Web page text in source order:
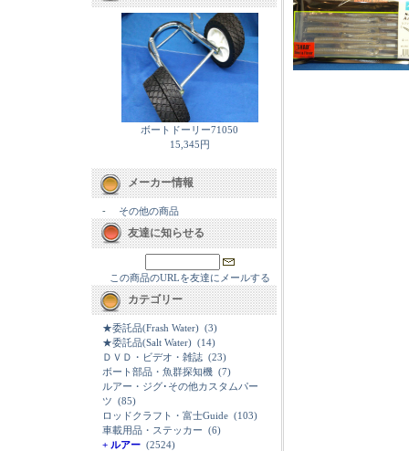
ボートドーリー71050
15,345円
メーカー情報
- その他の商品
友達に知らせる
この商品のURLを友達にメールする
カテゴリー
★委託品(Frash Water) (3)
★委託品(Salt Water) (14)
ＤＶＤ・ビデオ・雑誌 (23)
ボート部品・魚群探知機 (7)
ルアー・ジグ･その他カスタムパー
ツ (85)
ロッドクラフト・富士Guide (103)
車載用品・ステッカー (6)
+ ルアー (2524)